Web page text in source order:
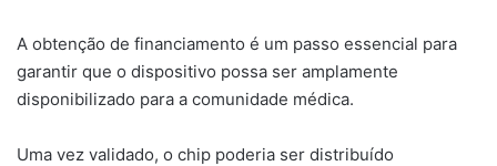
A obtenção de financiamento é um passo essencial para
garantir que o dispositivo possa ser amplamente
disponibilizado para a comunidade médica.
Uma vez validado, o chip poderia ser distribuído